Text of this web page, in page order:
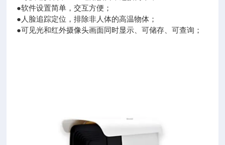
●软件设置简单，交互方便；
●人脸追踪定位，排除非人体的高温物体；
●可见光和红外摄像头画面同时显示、可储存、可查询；